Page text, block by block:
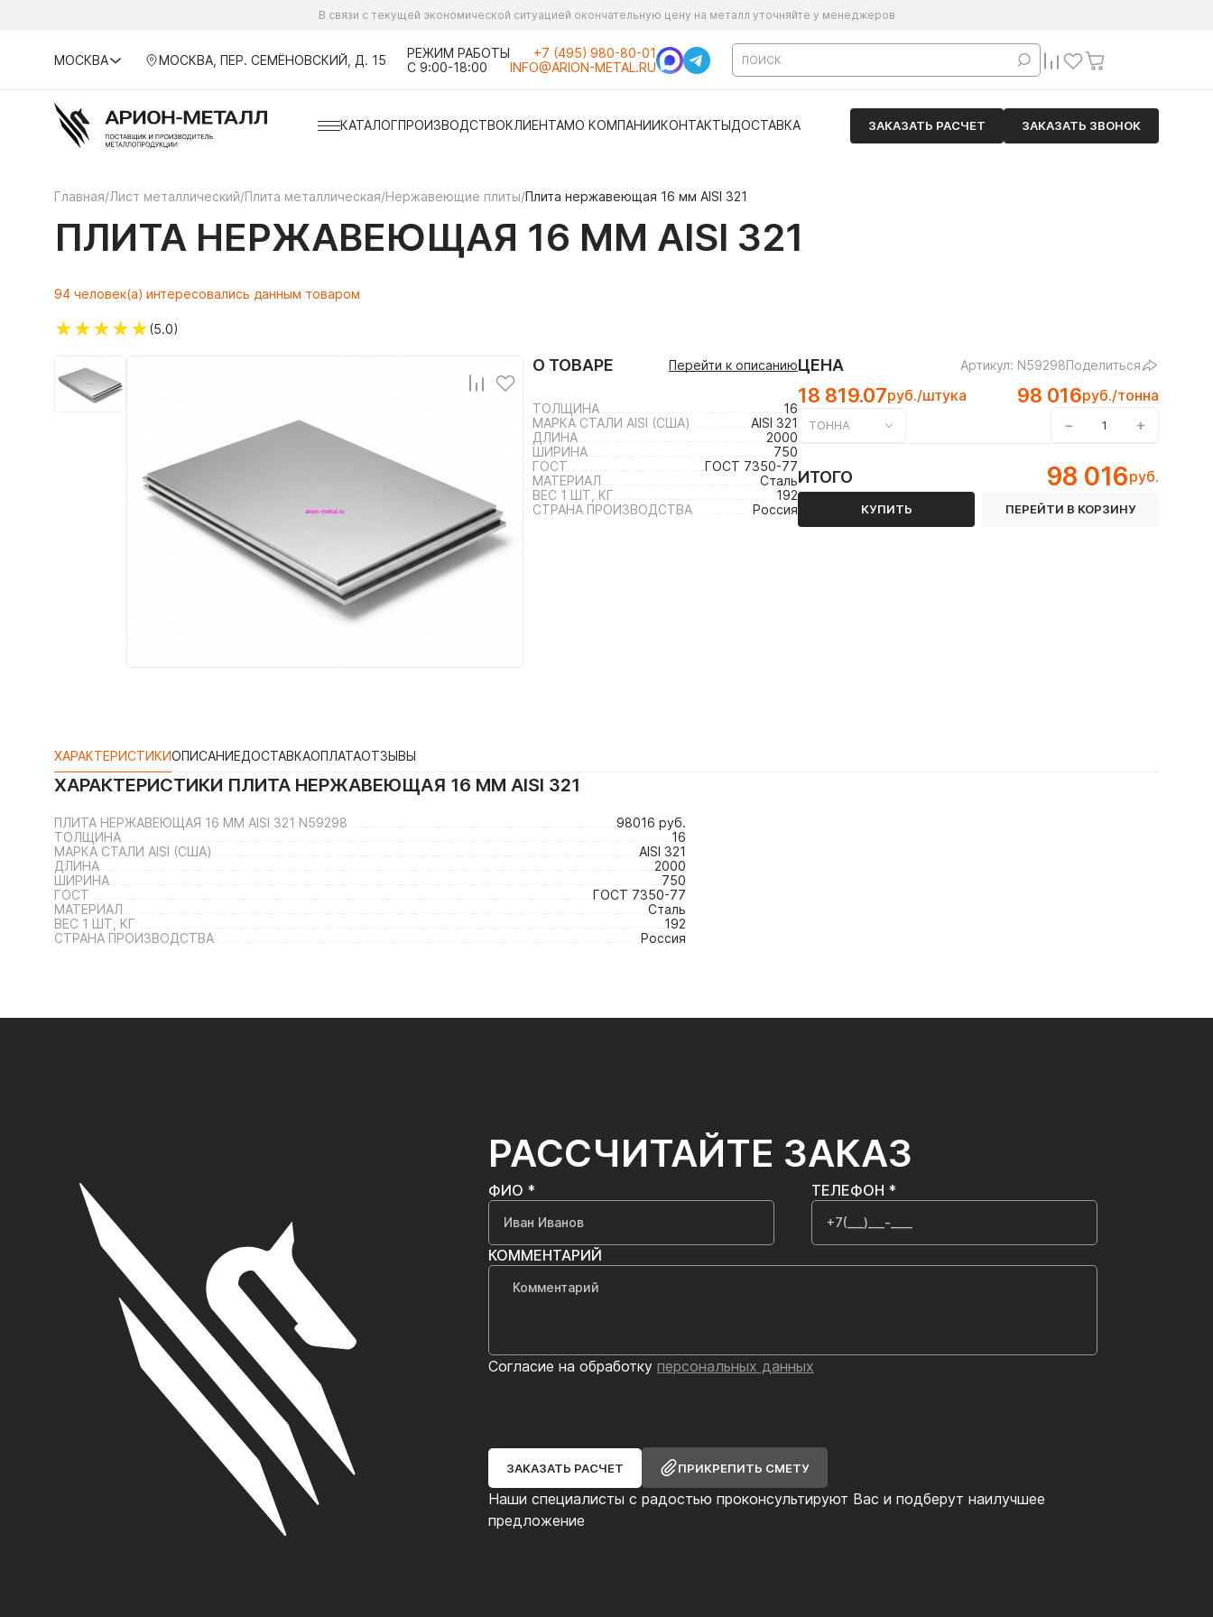
В связи с текущей экономической ситуацией окончательную цену на металл уточняйте у менеджеров
МОСКВА МОСКВА, ПЕР. СЕМЁНОВСКИЙ, Д. 15
РЕЖИМ РАБОТЫ
С 9:00-18:00
+7 (495) 980-80-01
INFO@ARION-METAL.RU
КАТАЛОГПРОИЗВОДСТВОКЛИЕНТАМО КОМПАНИИКОНТАКТЫДОСТАВКА ЗАКАЗАТЬ РАСЧЕТ ЗАКАЗАТЬ ЗВОНОК
Главная/Лист металлический/Плита металлическая/Нержавеющие плиты/Плита нержавеющая 16 мм AISI 321
ПЛИТА НЕРЖАВЕЮЩАЯ 16 ММ AISI 321
94 человек(а) интересовались данным товаром
★★★★★(5.0)
О ТОВАРЕ Перейти к описанию
ТОЛЩИНА
16
МАРКА СТАЛИ AISI (США)
AISI 321
ДЛИНА
2000
ШИРИНА
750
ГОСТ
ГОСТ 7350-77
МАТЕРИАЛ
Сталь
ВЕС 1 ШТ, КГ
192
СТРАНА ПРОИЗВОДСТВА
Россия
ЦЕНА Артикул: N59298Поделиться
18 819.07руб./штука 98 016руб./тонна
ТОННА − +
ИТОГО 98 016руб.
КУПИТЬ ПЕРЕЙТИ В КОРЗИНУ
ХАРАКТЕРИСТИКИОПИСАНИЕДОСТАВКАОПЛАТАОТЗЫВЫ
ХАРАКТЕРИСТИКИ ПЛИТА НЕРЖАВЕЮЩАЯ 16 ММ AISI 321
ПЛИТА НЕРЖАВЕЮЩАЯ 16 ММ AISI 321 N59298
98016 руб.
ТОЛЩИНА
16
МАРКА СТАЛИ AISI (США)
AISI 321
ДЛИНА
2000
ШИРИНА
750
ГОСТ
ГОСТ 7350-77
МАТЕРИАЛ
Сталь
ВЕС 1 ШТ, КГ
192
СТРАНА ПРОИЗВОДСТВА
Россия
РАССЧИТАЙТЕ ЗАКАЗ
Наши специалисты с радостью проконсультируют Вас и подберут наилучшее
предложение
ФИО * ТЕЛЕФОН *
КОММЕНТАРИЙ
Согласие на обработку персональных данных
ЗАКАЗАТЬ РАСЧЕТ ПРИКРЕПИТЬ СМЕТУ